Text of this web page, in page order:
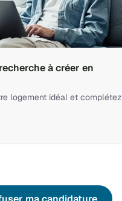
à créer en
logement idéal et complétez